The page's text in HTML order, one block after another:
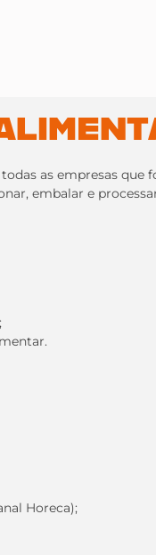
as empresas
embalar e
Horeca);